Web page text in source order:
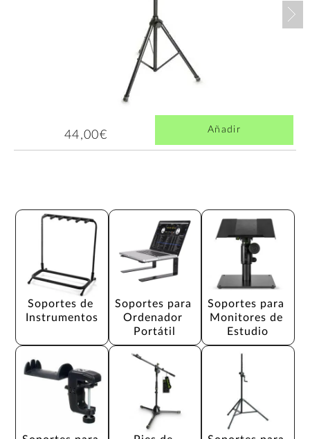
44,00€ Añadir
Soportes de
Instrumentos
Soportes para
Ordenador
Portátil
Soportes para
Monitores de
Estudio